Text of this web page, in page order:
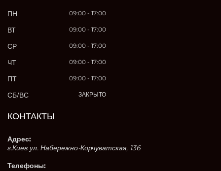
ПН 09:00 - 17:00
ВТ 09:00 - 17:00
СР 09:00 - 17:00
ЧТ 09:00 - 17:00
ПТ 09:00 - 17:00
СБ/ВС ЗАКРЫТО
КОНТАКТЫ
Адрес:
г.Киев ул. Набережно-Корчуватская, 136
Телефоны: